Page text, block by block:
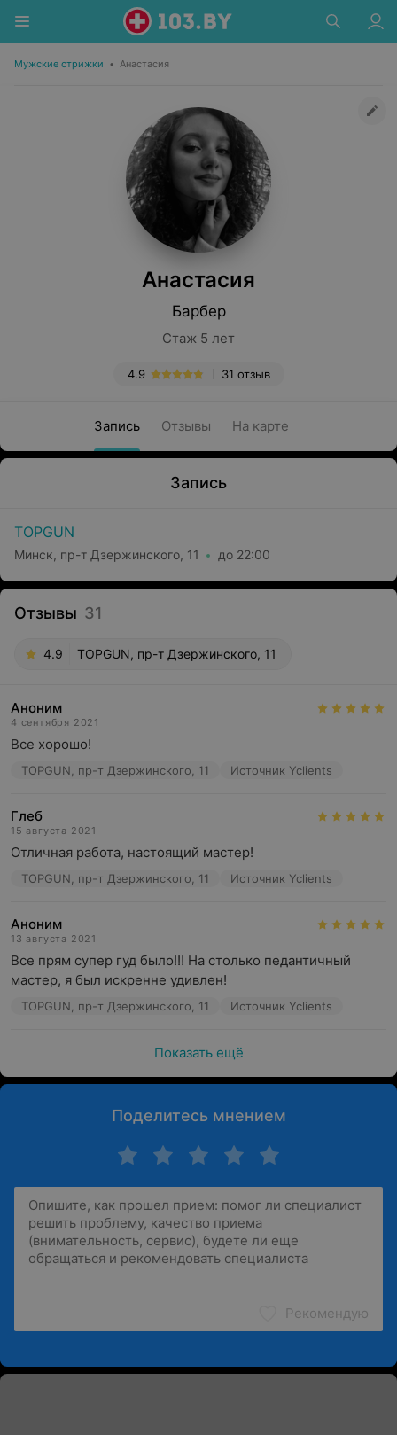
Мужские стрижки • Анастасия
Анастасия
Барбер
Стаж 5 лет
31 отзыв
4.9
Запись Отзывы На карте
Запись
TOPGUN
Минск, пр-т Дзержинского, 11 до 22:00
Отзывы 31
4.9 TOPGUN, пр-т Дзержинского, 11
Аноним
4 сентября 2021
Все хорошо!
TOPGUN, пр-т Дзержинского, 11 Источник Yclients
Глеб
15 августа 2021
Отличная работа, настоящий мастер!
TOPGUN, пр-т Дзержинского, 11 Источник Yclients
Аноним
13 августа 2021
Все прям супер гуд было!!! На столько педантичный
мастер, я был искренне удивлен!
TOPGUN, пр-т Дзержинского, 11 Источник Yclients
Показать ещё
Поделитесь мнением
Рекомендую